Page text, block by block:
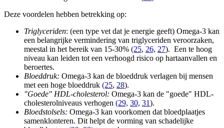
Deze voordelen hebben betrekking op:
Triglyceriden: (een type vet dat je energie geeft) Omega-3 kan
een belangrijke vermindering van triglyceriden veroorzaken,
meestal in het bereik van 15-30% (25, 26, 27). Een te hoog
niveau kan leiden tot een verhoogd risico op hartaanvallen en
beroertes.
Bloeddruk: Omega-3 kan de bloeddruk verlagen bij mensen
met een hoge bloeddruk (25, 28).
"Goede" HDL-cholesterol: Omega-3 kan de "goede" HDL-
cholesterolniveaus verhogen (29, 30, 31).
Bloedstolsels: Omega-3 kan voorkomen dat bloedplaatjes
samenklonteren. Dit helpt de vorming van schadelijke